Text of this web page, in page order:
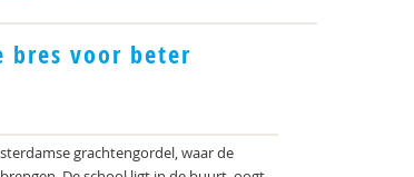
bres voor beter
grachtengordel, waar de